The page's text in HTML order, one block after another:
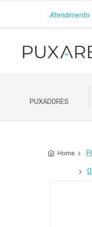
Atendimento
PUXADORES
Home